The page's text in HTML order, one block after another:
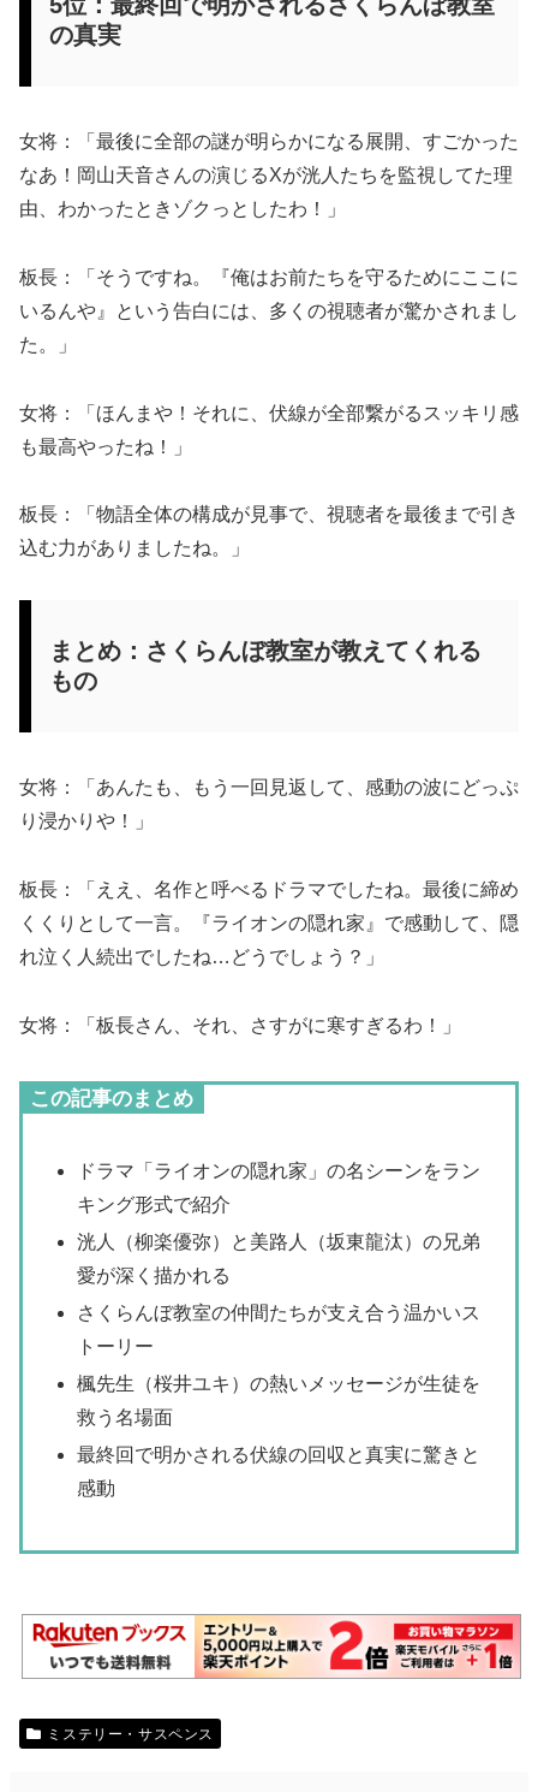
の真実
女将：「最後に全部の謎が明らかになる展開、すごかった
なあ！岡山天音さんの演じるXが洸人たちを監視してた理
由、わかったときゾクっとしたわ！」
板長：「そうですね。『俺はお前たちを守るためにここに
いるんや』という告白には、多くの視聴者が驚かされまし
た。」
女将：「ほんまや！それに、伏線が全部繋がるスッキリ感
も最高やったね！」
板長：「物語全体の構成が見事で、視聴者を最後まで引き
込む力がありましたね。」
まとめ：さくらんぼ教室が教えてくれる
もの
女将：「あんたも、もう一回見返して、感動の波にどっぷ
り浸かりや！」
板長：「ええ、名作と呼べるドラマでしたね。最後に締め
くくりとして一言。『ライオンの隠れ家』で感動して、隠
れ泣く人続出でしたね…どうでしょう？」
女将：「板長さん、それ、さすがに寒すぎるわ！」
この記事のまとめ
ドラマ「ライオンの隠れ家」の名シーンをラン
キング形式で紹介
洸人（柳楽優弥）と美路人（坂東龍汰）の兄弟
愛が深く描かれる
さくらんぼ教室の仲間たちが支え合う温かいス
トーリー
楓先生（桜井ユキ）の熱いメッセージが生徒を
救う名場面
最終回で明かされる伏線の回収と真実に驚きと
感動
ミステリー・サスペンス